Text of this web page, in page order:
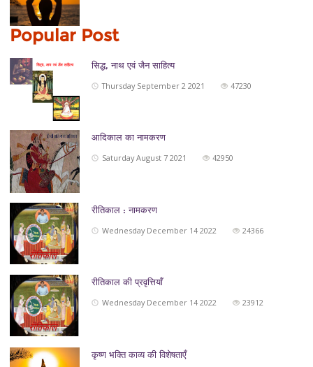
Popular Post
सिद्ध, नाथ एवं जैन साहित्‍य
Thursday September 2 2021
47230
आदिकाल का नामकरण
Saturday August 7 2021
42950
रीतिकाल : नामकरण
Wednesday December 14 2022
24366
रीतिकाल की प्रवृत्तियाँ
Wednesday December 14 2022
23912
कृष्ण भक्ति काव्य की विशेषताएँ